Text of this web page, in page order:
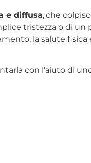
e diffusa, che
tristezza o di un
la salute fisica
con l’aiuto di